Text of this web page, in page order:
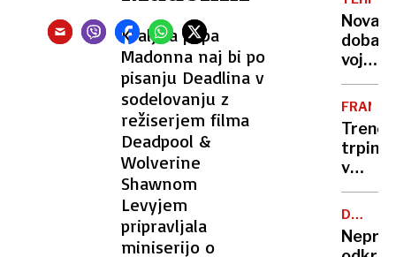
Kraljica popa
Madonna naj bi po
pisanju Deadlina v
sodelovanju z
režiserjem filma
Deadpool &
Wolverine
Shawnom
Levyjem
pripravljala
miniserijo o
manj
je
Nova
doba
dron
bo
kot
leteča
matica
v
ženski
DREVO